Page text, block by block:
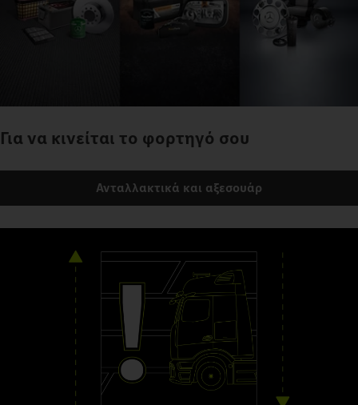
Για να κινείται το φορτηγό σου
Ανταλλακτικά και αξεσουάρ